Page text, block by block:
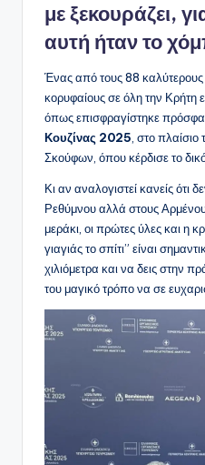
με ξεκουράζει,
αυτή ήταν το
Ένας από τους 88 καλύτερους
κορυφαίους σε όλη την Κρήτη
όπως επισφραγίστηκε
Κουζίνας 2025 , στο
Σκούφων, όπου κέρδισε το
Κι αν αναλογιστεί κανείς ότι
Ρεθύμνου αλλά στους
μεράκι, οι πρώτες ύλες και η
γιαγιάς το σπίτι” είναι
χιλιόμετρα και να δεις στην
του μαγικό τρόπο να σε